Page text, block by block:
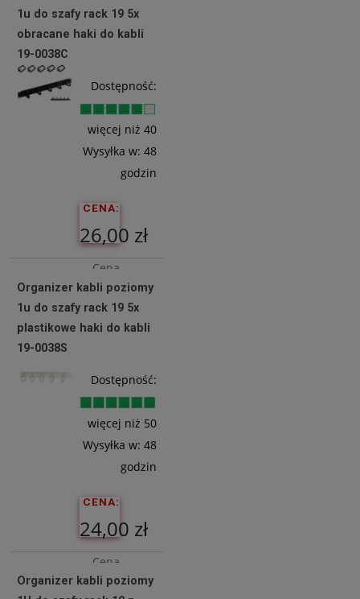
14,63 zł
Do
1u do szafy rack 19 5x
obracane haki do kabli
19-0038C
Dostępność:
więcej niż 40
Wysyłka w: 48
godzin
CENA:
26,00 zł
Cena
netto:
21,14 zł
Do
Organizer kabli poziomy
1u do szafy rack 19 5x
plastikowe haki do kabli
19-0038S
Dostępność:
więcej niż 50
Wysyłka w: 48
godzin
CENA:
24,00 zł
Cena
netto:
Organizer kabli poziomy